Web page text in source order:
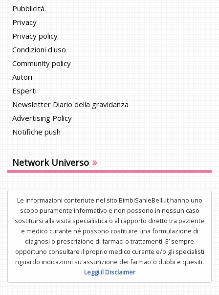
Pubblicità
Privacy
Privacy policy
Condizioni d'uso
Community policy
Autori
Esperti
Newsletter Diario della gravidanza
Advertising Policy
Notifiche push
Network Universo »
Le informazioni contenute nel sito BimbiSanieBelli.it hanno uno
scopo puramente informativo e non possono in nessun caso
sostituirsi alla visita specialistica o al rapporto diretto tra paziente
e medico curante né possono costituire una formulazione di
diagnosi o prescrizione di farmaci o trattamenti. E’ sempre
opportuno consultare il proprio medico curante e/o gli specialisti
riguardo indicazioni su assunzione dei farmaci o dubbi e quesiti.
Leggi il Disclaimer